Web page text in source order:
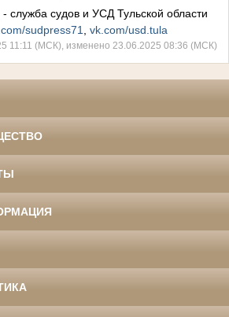
служба судов и УСД Тульской области
sudpress71 vk.com/usd.tula
11:11 (МСК), изменено 23.06.2025 08:36 (МСК)